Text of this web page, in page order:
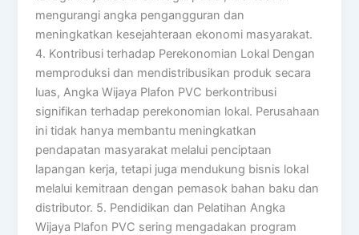
mengurangi angka pengangguran dan
meningkatkan kesejahteraan ekonomi masyarakat.
4. Kontribusi terhadap Perekonomian Lokal Dengan
memproduksi dan mendistribusikan produk secara
luas, Angka Wijaya Plafon PVC berkontribusi
signifikan terhadap perekonomian lokal. Perusahaan
ini tidak hanya membantu meningkatkan
pendapatan masyarakat melalui penciptaan
lapangan kerja, tetapi juga mendukung bisnis lokal
melalui kemitraan dengan pemasok bahan baku dan
distributor. 5. Pendidikan dan Pelatihan Angka
Wijaya Plafon PVC sering mengadakan program